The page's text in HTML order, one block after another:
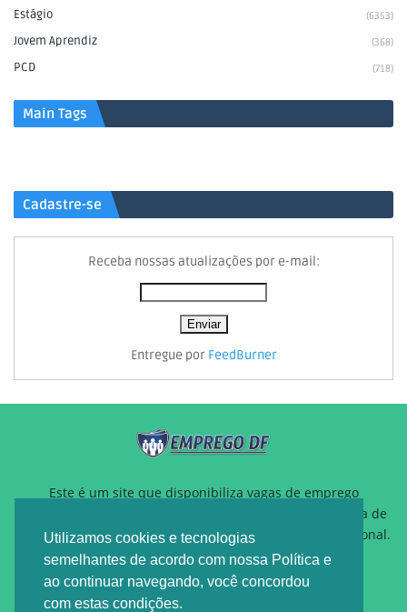
Utilizamos cookies e tecnologias
semelhantes de acordo com nossa Política e
ao continuar navegando, você concordou
com estas condições.
Estágio (6353)
Jovem Aprendiz (368)
PCD (718)
Main Tags
Cadastre-se
Receba nossas atualizações por e-mail:
Entregue por FeedBurner
Este é um site que disponibiliza vagas de emprego
gratuitamente para auxiliar pessoas que estão a procura de
um novo emprego ou querem reposicionamento profissional.